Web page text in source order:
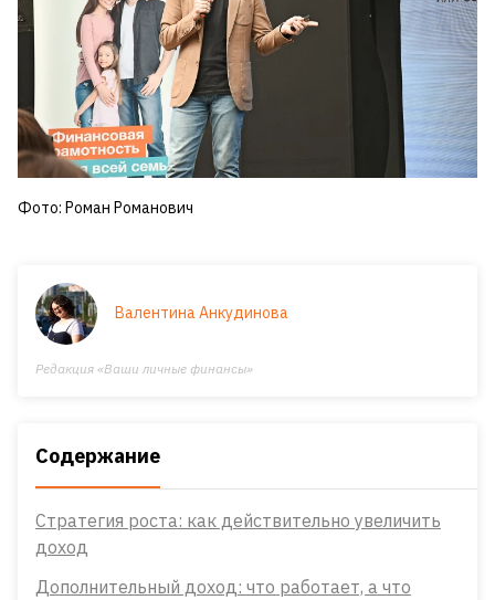
Фото: Роман Романович
Валентина Анкудинова
Редакция «Ваши личные финансы»
Содержание
Стратегия роста: как действительно увеличить
доход
Дополнительный доход: что работает, а что